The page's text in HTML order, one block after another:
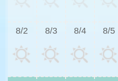
8/2 8/3 8/4 8/5